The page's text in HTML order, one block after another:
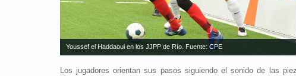
Youssef el Haddaoui en los JJPP de Río. Fuente: CPE
Los jugadores orientan sus pasos siguiendo el sonido de las